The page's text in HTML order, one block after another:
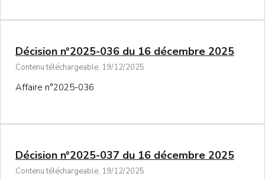
Décision n°2025-036 du 16 décembre 2025
Contenu téléchargeable, 19/12/2025
Affaire n°2025-036
Décision n°2025-037 du 16 décembre 2025
Contenu téléchargeable, 19/12/2025